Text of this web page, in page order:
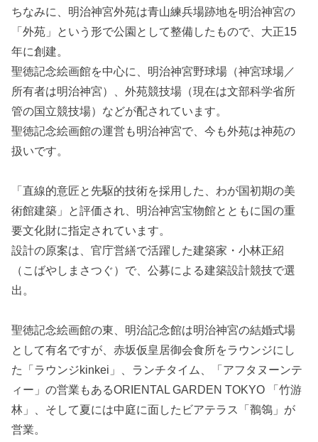
ちなみに、明治神宮外苑は青山練兵場跡地を明治神宮の
「外苑」という形で公園として整備したもので、大正15
年に創建。
聖徳記念絵画館を中心に、 明治神宮野球場（神宮球場／
所有者は明治神宮）、外苑競技場（現在は文部科学省所
管の国立競技場）などが配されています。
聖徳記念絵画館の運営も明治神宮で、今も外苑は神苑の
扱いです。
「直線的意匠と先駆的技術を採用した、わが国初期の美
術館建築」と評価され、明治神宮宝物館とともに国の重
要文化財に指定されています。
設計の原案は、官庁営繕で活躍した建築家・小林正紹
（こばやしまさつぐ）で、公募による建築設計競技で選
出。
聖徳記念絵画館の東、明治記念館は明治神宮の結婚式場
として有名ですが、赤坂仮皇居御会食所をラウンジにし
た「ラウンジkinkei」、ランチタイム、「アフタヌーンテ
ィー」の営業もあるORIENTAL GARDEN TOKYO 「竹游
林」、そして夏には中庭に面したビアテラス「鶺鴒」が
営業。